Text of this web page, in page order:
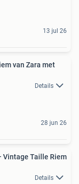
13 jul 26
van Zara met
Details
28 jun 26
Vintage Taille Riem
Details